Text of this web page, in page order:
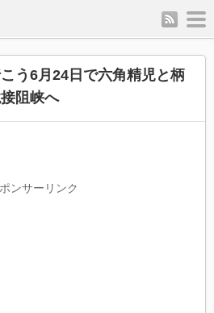
rss
う6月24日で六角精児と柄
阻峡へ
ンサーリンク